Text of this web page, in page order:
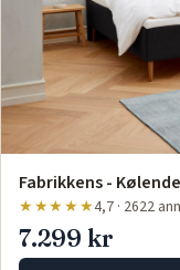
Fabrikkens -
★★★★★4,7 · 2622
7.299 kr